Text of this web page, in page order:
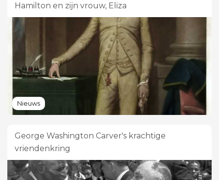
Hamilton en zijn vrouw, Eliza
Nieuws
George Washington Carver's krachtige
vriendenkring